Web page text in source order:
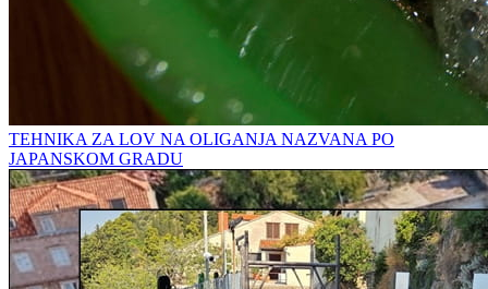
TEHNIKA ZA LOV NA OLIGANJA NAZVANA PO
JAPANSKOM GRADU